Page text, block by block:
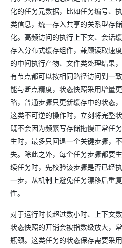
化的任务元数据，比如任务编号、
类信息，统一存入共享的关系型存
化。高频访问的执行上下文、会话
存入分布式缓存组件，兼顾读取速
的中间执行产物、文件类处理结果
有节点都可以按相同路径访问到一
能与断点精度，状态快照采用增量
略，普通步骤只更新缓存中的状态
这类不可逆的操作时，立刻将完整
既不会因为频繁写存储拖慢正常任
生时，最多只回退一个关键步骤，
失。除此之外，每个任务步骤都要
续任务时，先校验该步骤是否已经
一步，从机制上避免任务漂移后重
性。
对于运行时长超过数小时、上下文
状态快照的开销会被指数级放大，
瓶颈。这类任务的状态保存需要采